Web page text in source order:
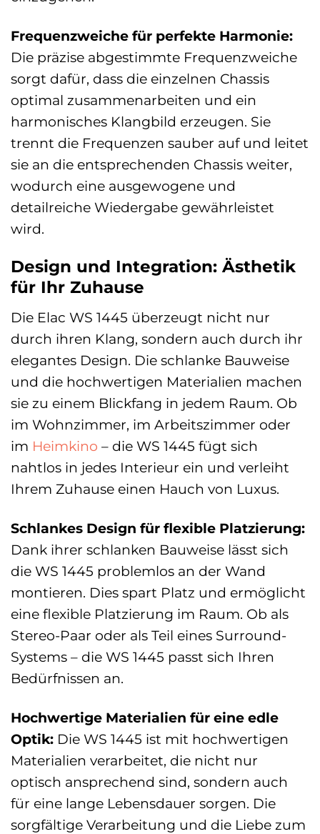
Frequenzweiche für perfekte Harmonie:
Die präzise abgestimmte Frequenzweiche
sorgt dafür, dass die einzelnen Chassis
optimal zusammenarbeiten und ein
harmonisches Klangbild erzeugen. Sie
trennt die Frequenzen sauber auf und leitet
sie an die entsprechenden Chassis weiter,
wodurch eine ausgewogene und
detailreiche Wiedergabe gewährleistet
wird.
Design und Integration: Ästhetik
für Ihr Zuhause
Die Elac WS 1445 überzeugt nicht nur
durch ihren Klang, sondern auch durch ihr
elegantes Design. Die schlanke Bauweise
und die hochwertigen Materialien machen
sie zu einem Blickfang in jedem Raum. Ob
im Wohnzimmer, im Arbeitszimmer oder
im Heimkino – die WS 1445 fügt sich
nahtlos in jedes Interieur ein und verleiht
Ihrem Zuhause einen Hauch von Luxus.
Schlankes Design für flexible Platzierung:
Dank ihrer schlanken Bauweise lässt sich
die WS 1445 problemlos an der Wand
montieren. Dies spart Platz und ermöglicht
eine flexible Platzierung im Raum. Ob als
Stereo-Paar oder als Teil eines Surround-
Systems – die WS 1445 passt sich Ihren
Bedürfnissen an.
Hochwertige Materialien für eine edle
Optik: Die WS 1445 ist mit hochwertigen
Materialien verarbeitet, die nicht nur
optisch ansprechend sind, sondern auch
für eine lange Lebensdauer sorgen. Die
sorgfältige Verarbeitung und die Liebe zum